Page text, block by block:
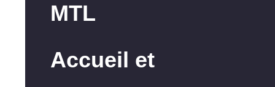
MTL
Accueil et